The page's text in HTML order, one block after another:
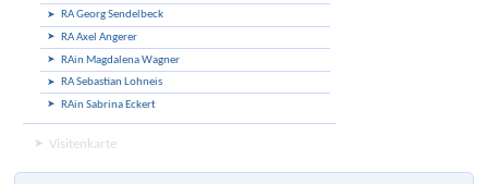
RA Georg Sendelbeck
RA Axel Angerer
RAin Magdalena Wagner
RA Sebastian Lohneis
RAin Sabrina Eckert
Visitenkarte